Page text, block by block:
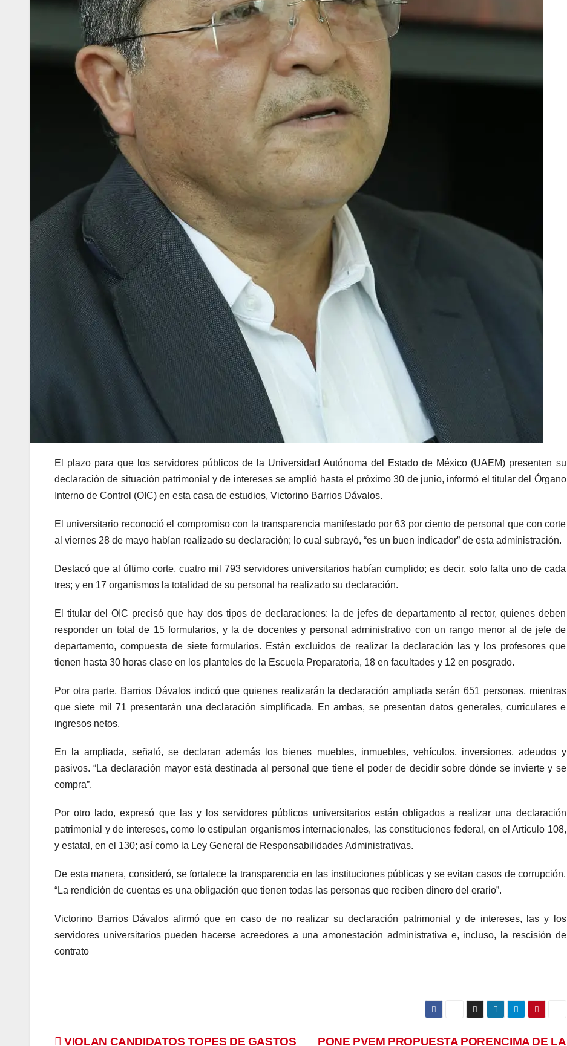
El plazo para que los servidores públicos de la Universidad Autónoma del Estado de México (UAEM) presenten su
declaración de situación patrimonial y de intereses se amplió hasta el próximo 30 de junio, informó el titular del Órgano
Interno de Control (OIC) en esta casa de estudios, Victorino Barrios Dávalos.
El universitario reconoció el compromiso con la transparencia manifestado por 63 por ciento de personal que con corte
al viernes 28 de mayo habían realizado su declaración; lo cual subrayó, “es un buen indicador” de esta administración.
Destacó que al último corte, cuatro mil 793 servidores universitarios habían cumplido; es decir, solo falta uno de cada
tres; y en 17 organismos la totalidad de su personal ha realizado su declaración.
El titular del OIC precisó que hay dos tipos de declaraciones: la de jefes de departamento al rector, quienes deben
responder un total de 15 formularios, y la de docentes y personal administrativo con un rango menor al de jefe de
departamento, compuesta de siete formularios. Están excluidos de realizar la declaración las y los profesores que
tienen hasta 30 horas clase en los planteles de la Escuela Preparatoria, 18 en facultades y 12 en posgrado.
Por otra parte, Barrios Dávalos indicó que quienes realizarán la declaración ampliada serán 651 personas, mientras
que siete mil 71 presentarán una declaración simplificada. En ambas, se presentan datos generales, curriculares e
ingresos netos.
En la ampliada, señaló, se declaran además los bienes muebles, inmuebles, vehículos, inversiones, adeudos y
pasivos. “La declaración mayor está destinada al personal que tiene el poder de decidir sobre dónde se invierte y se
compra”.
Por otro lado, expresó que las y los servidores públicos universitarios están obligados a realizar una declaración
patrimonial y de intereses, como lo estipulan organismos internacionales, las constituciones federal, en el Artículo 108,
y estatal, en el 130; así como la Ley General de Responsabilidades Administrativas.
De esta manera, consideró, se fortalece la transparencia en las instituciones públicas y se evitan casos de corrupción.
“La rendición de cuentas es una obligación que tienen todas las personas que reciben dinero del erario”.
Victorino Barrios Dávalos afirmó que en caso de no realizar su declaración patrimonial y de intereses, las y los
servidores universitarios pueden hacerse acreedores a una amonestación administrativa e, incluso, la rescisión de
contrato
PONE PVEM PROPUESTA PORENCIMA DE LA
VIOLAN CANDIDATOS TOPES DE GASTOS